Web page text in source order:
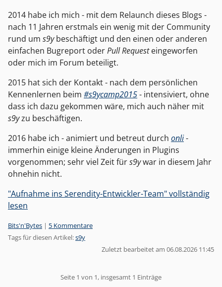
2014 habe ich mich - mit dem Relaunch dieses Blogs -
nach 11 Jahren erstmals ein wenig mit der Community
rund um s9ybeschäftigt und den einen oder anderen
einfachen Bugreport oderPull Requesteingeworfen
oder mich im Forum beteiligt.
2015 hat sich der Kontakt - nach dem persönlichen
Kennenlernen beim #s9ycamp2015- intensiviert, ohne
dass ich dazu gekommen wäre, mich auch näher mit
s9yzu beschäftigen.
2016 habe ich - animiert und betreut durch onli-
immerhin einige kleine Änderungen in Plugins
vorgenommen; sehr viel Zeit fürs9ywar in diesem Jahr
ohnehin nicht.
"Aufnahme ins Serendity-Entwickler-Team" vollständig
lesen
Kategorien:
Bits'n'Bytes | 5 Kommentare
Tags für diesen Artikel:s9y
Zuletzt bearbeitet am 06.08.2026 11:45
Seite 1 von 1, insgesamt 1 Einträge